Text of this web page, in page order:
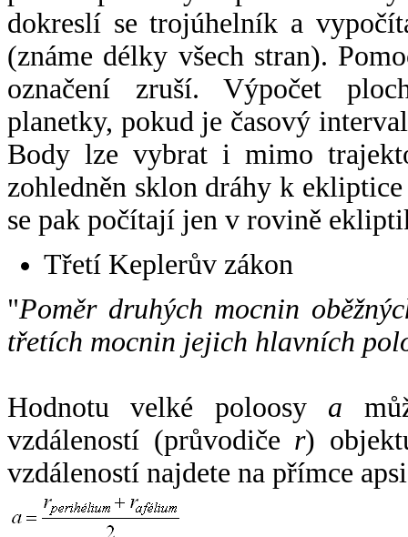
dokreslí se trojúhelník a
(známe délky všech stran).
označení zruší. Výpočet
planetky, pokud je časový
Body lze vybrat i mimo
zohledněn sklon dráhy k
se pak počítají jen v rovině
Třetí Keplerův zákon
"Poměr druhých mocnin
třetích mocnin jejich hlavních
Hodnotu velké poloosy a
vzdáleností (průvodiče r)
vzdáleností najdete na přímce